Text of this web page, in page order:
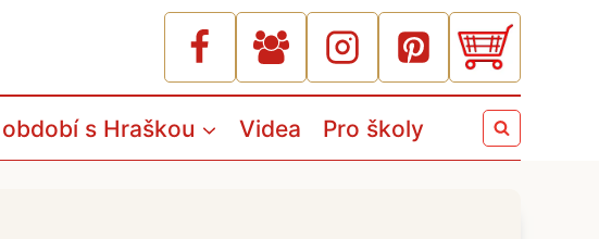
s Hraškou Videa Pro školy